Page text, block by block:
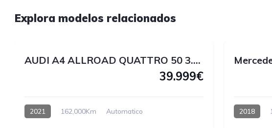
Explora modelos relacionados
1
AUDI A4 ALLROAD QUATTRO 50 3.0 V6 TDI 286 CV
39.999€
2021 162,000Km Automatico 2018